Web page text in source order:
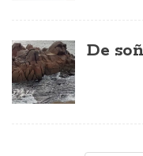
De